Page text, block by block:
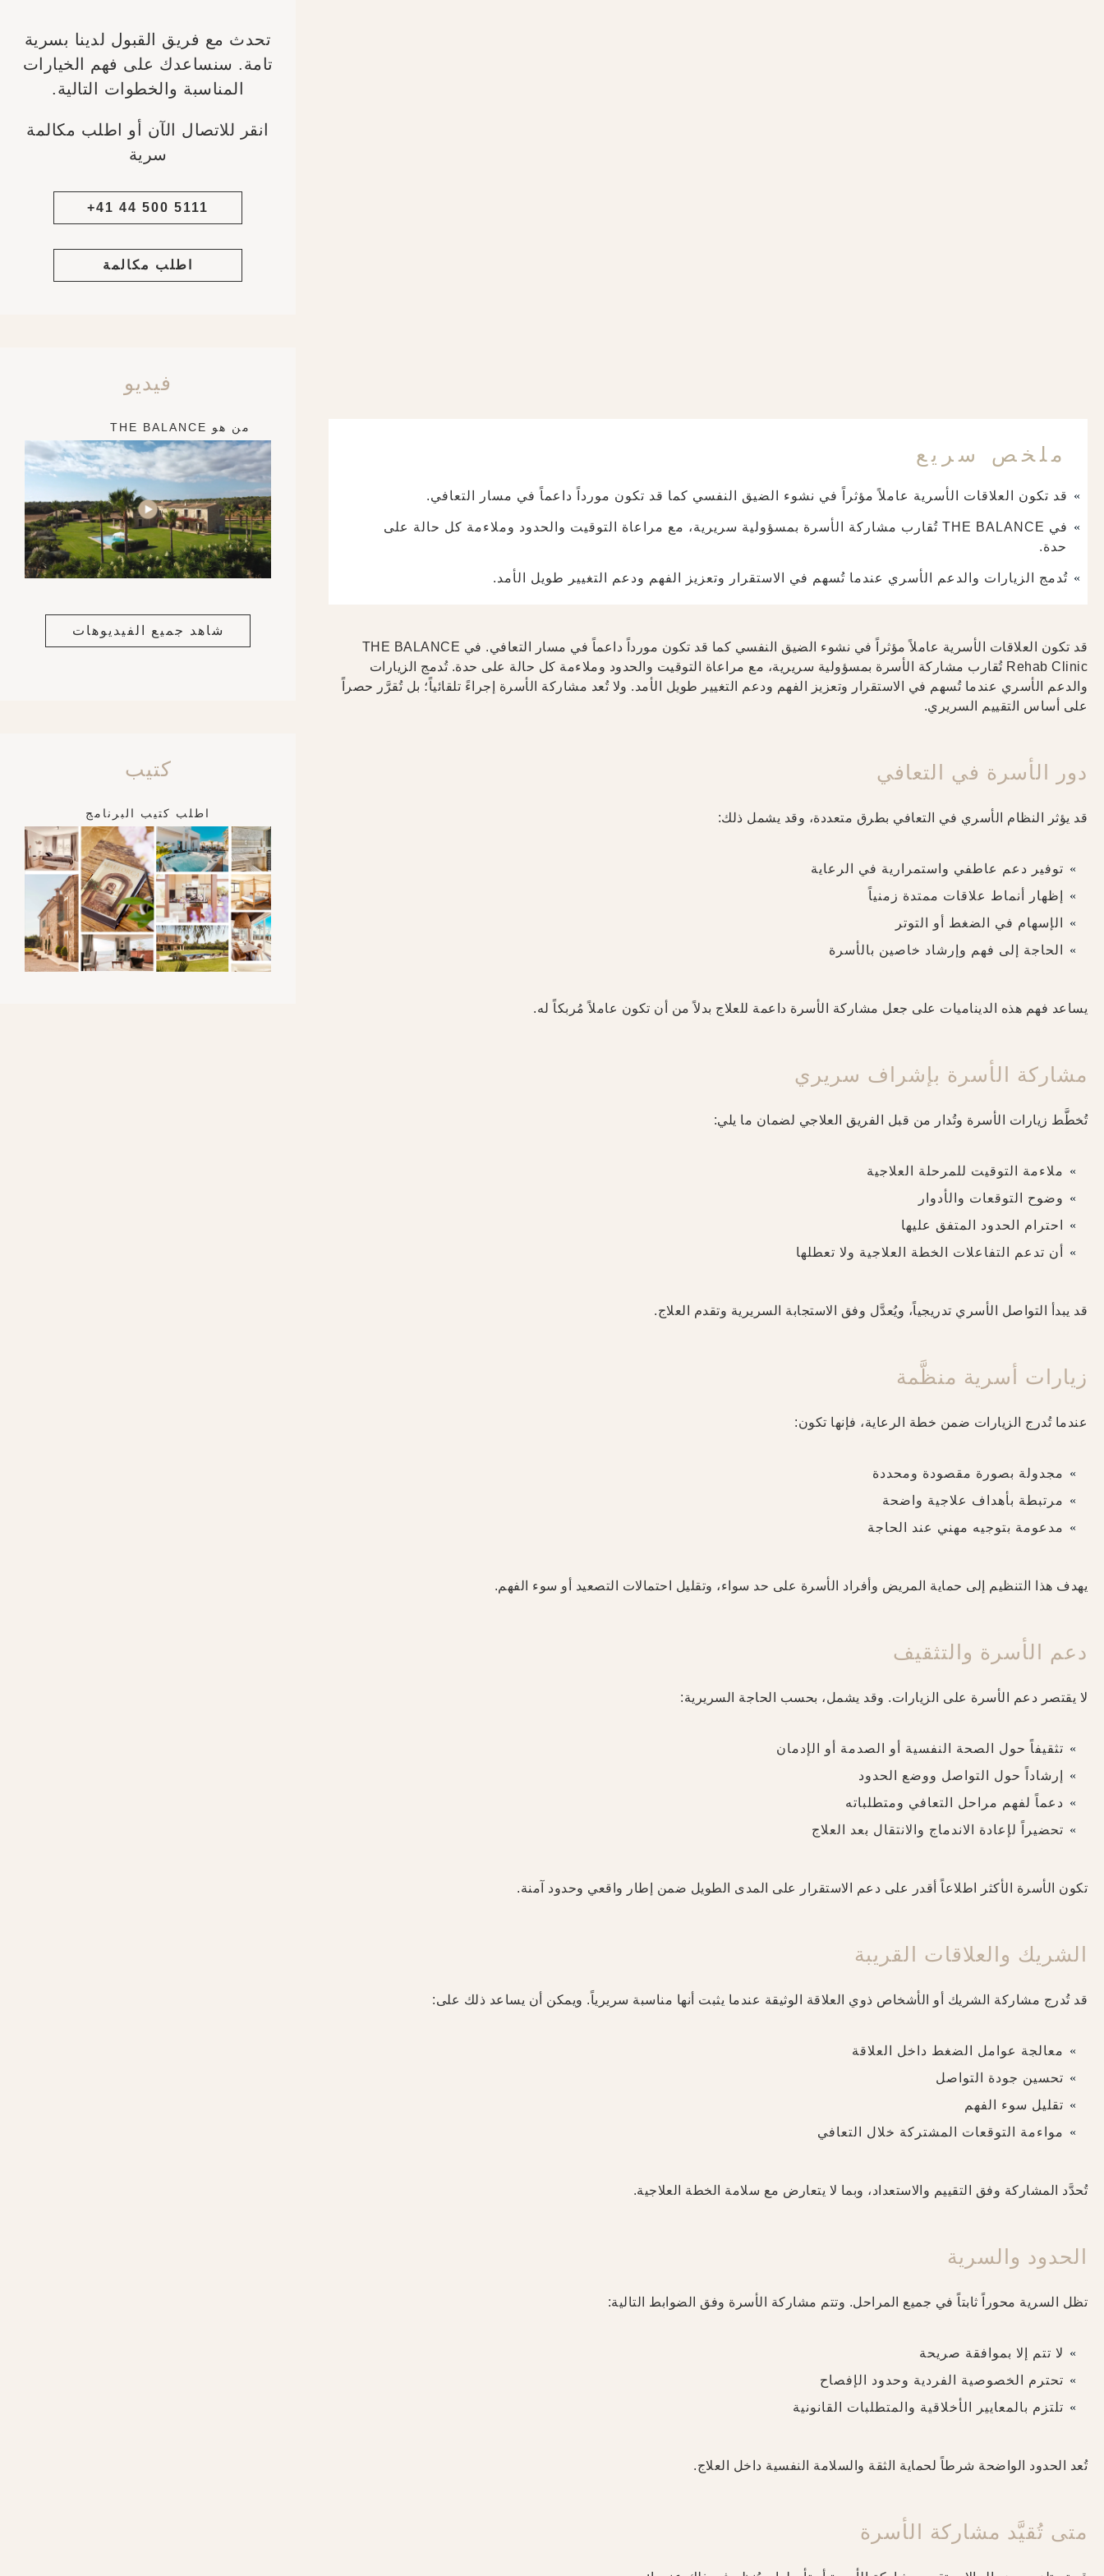
ملخص سريع
قد تكون العلاقات الأسرية عاملاً مؤثراً في نشوء الضيق النفسي كما قد تكون مورداً داعماً في مسار التعافي.
في THE BALANCE تُقارب مشاركة الأسرة بمسؤولية سريرية، مع مراعاة التوقيت والحدود وملاءمة كل حالة على
حدة.
تُدمج الزيارات والدعم الأسري عندما تُسهم في الاستقرار وتعزيز الفهم ودعم التغيير طويل الأمد.
قد تكون العلاقات الأسرية عاملاً مؤثراً في نشوء الضيق النفسي كما قد تكون مورداً داعماً في مسار التعافي. في THE BALANCE
Rehab Clinic تُقارب مشاركة الأسرة بمسؤولية سريرية، مع مراعاة التوقيت والحدود وملاءمة كل حالة على حدة. تُدمج الزيارات
والدعم الأسري عندما تُسهم في الاستقرار وتعزيز الفهم ودعم التغيير طويل الأمد. ولا تُعد مشاركة الأسرة إجراءً تلقائياً؛ بل تُقرَّر حصراً
على أساس التقييم السريري.
دور الأسرة في التعافي
قد يؤثر النظام الأسري في التعافي بطرق متعددة، وقد يشمل ذلك:
توفير دعم عاطفي واستمرارية في الرعاية
إظهار أنماط علاقات ممتدة زمنياً
الإسهام في الضغط أو التوتر
الحاجة إلى فهم وإرشاد خاصين بالأسرة
يساعد فهم هذه الديناميات على جعل مشاركة الأسرة داعمة للعلاج بدلاً من أن تكون عاملاً مُربكاً له.
مشاركة الأسرة بإشراف سريري
تُخطَّط زيارات الأسرة وتُدار من قبل الفريق العلاجي لضمان ما يلي:
ملاءمة التوقيت للمرحلة العلاجية
وضوح التوقعات والأدوار
احترام الحدود المتفق عليها
أن تدعم التفاعلات الخطة العلاجية ولا تعطلها
قد يبدأ التواصل الأسري تدريجياً، ويُعدَّل وفق الاستجابة السريرية وتقدم العلاج.
زيارات أسرية منظَّمة
عندما تُدرج الزيارات ضمن خطة الرعاية، فإنها تكون:
مجدولة بصورة مقصودة ومحددة
مرتبطة بأهداف علاجية واضحة
مدعومة بتوجيه مهني عند الحاجة
يهدف هذا التنظيم إلى حماية المريض وأفراد الأسرة على حد سواء، وتقليل احتمالات التصعيد أو سوء الفهم.
دعم الأسرة والتثقيف
لا يقتصر دعم الأسرة على الزيارات. وقد يشمل، بحسب الحاجة السريرية:
تثقيفاً حول الصحة النفسية أو الصدمة أو الإدمان
إرشاداً حول التواصل ووضع الحدود
دعماً لفهم مراحل التعافي ومتطلباته
تحضيراً لإعادة الاندماج والانتقال بعد العلاج
تكون الأسرة الأكثر اطلاعاً أقدر على دعم الاستقرار على المدى الطويل ضمن إطار واقعي وحدود آمنة.
الشريك والعلاقات القريبة
قد تُدرج مشاركة الشريك أو الأشخاص ذوي العلاقة الوثيقة عندما يثبت أنها مناسبة سريرياً. ويمكن أن يساعد ذلك على:
معالجة عوامل الضغط داخل العلاقة
تحسين جودة التواصل
تقليل سوء الفهم
مواءمة التوقعات المشتركة خلال التعافي
تُحدَّد المشاركة وفق التقييم والاستعداد، وبما لا يتعارض مع سلامة الخطة العلاجية.
الحدود والسرية
تظل السرية محوراً ثابتاً في جميع المراحل. وتتم مشاركة الأسرة وفق الضوابط التالية:
لا تتم إلا بموافقة صريحة
تحترم الخصوصية الفردية وحدود الإفصاح
تلتزم بالمعايير الأخلاقية والمتطلبات القانونية
تُعد الحدود الواضحة شرطاً لحماية الثقة والسلامة النفسية داخل العلاج.
متى تُقيَّد مشاركة الأسرة
تحدث مع فريق القبول لدينا بسرية
تامة. سنساعدك على فهم الخيارات
المناسبة والخطوات التالية.
انقر للاتصال الآن أو اطلب مكالمة
سرية
+41 44 500 5111
اطلب مكالمة
فيديو
من هو THE BALANCE
شاهد جميع الفيديوهات
كتيب
اطلب كتيب البرنامج